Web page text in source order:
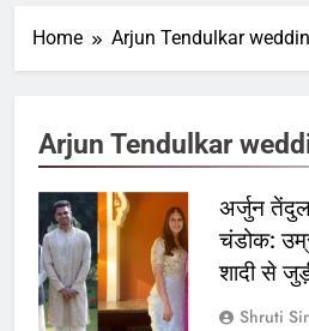
Home Arjun Tendulkar
Arjun Tendulkar
अर्जुन
चंडोक:
शादी से
Shruti